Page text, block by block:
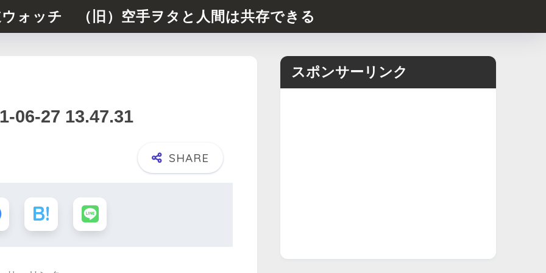
ォッチ （旧）空手ヲタと人間は共存できる
06-27 13.47.31
スポンサーリンク